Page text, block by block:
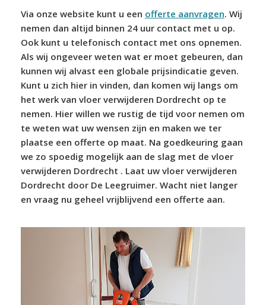
Via onze website kunt u een offerte aanvragen. Wij
nemen dan altijd binnen 24 uur contact met u op.
Ook kunt u telefonisch contact met ons opnemen.
Als wij ongeveer weten wat er moet gebeuren, dan
kunnen wij alvast een globale prijsindicatie geven.
Kunt u zich hier in vinden, dan komen wij langs om
het werk van vloer verwijderen Dordrecht op te
nemen. Hier willen we rustig de tijd voor nemen om
te weten wat uw wensen zijn en maken we ter
plaatse een offerte op maat. Na goedkeuring gaan
we zo spoedig mogelijk aan de slag met de vloer
verwijderen Dordrecht . Laat uw vloer verwijderen
Dordrecht door De Leegruimer. Wacht niet langer
en vraag nu geheel vrijblijvend een offerte aan.